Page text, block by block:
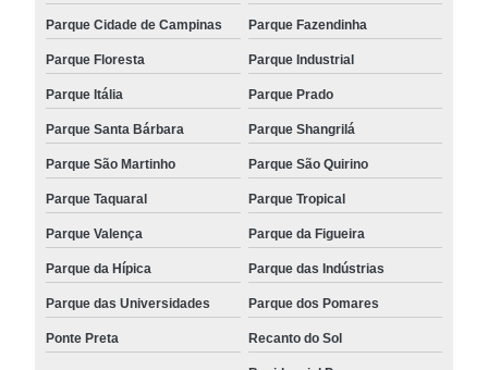
Parque Cidade de Campinas Parque Fazendinha
Parque Floresta Parque Industrial
Parque Itália Parque Prado
Parque Santa Bárbara Parque Shangrilá
Parque São Martinho Parque São Quirino
Parque Taquaral Parque Tropical
Parque Valença Parque da Figueira
Parque da Hípica Parque das Indústrias
Parque das Universidades Parque dos Pomares
Ponte Preta Recanto do Sol